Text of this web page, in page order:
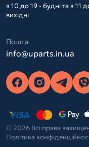
з 10 до 19 - будні та з 11
вихідні
Пошта
info@uparts.in.ua
© 2026 Всі права
Політика